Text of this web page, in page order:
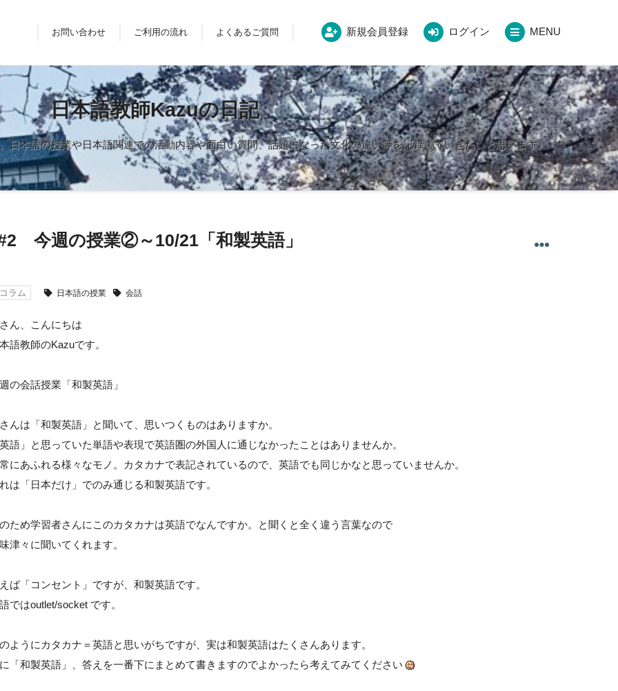
お問い合わせ ご利用の流れ よくあるご質問 新規会員登録 ログイン MENU
日本語教師Kazuの日記
日本語の授業や日本語関連での活動内容や面白い質問、話題になった文化の違い等を記録していきたいと思います。
今週の授業②～10/21「和製英語」
コラム 日本語の授業 会話
ん、こんにちは
語教師のKazuです。
の会話授業「和製英語」
んは「和製英語」と聞いて、思いつくものはありますか。
英語」と思っていた単語や表現で英語圏の外国人に通じなかったことはありませんか。
にあふれる様々なモノ。カタカナで表記されているので、英語でも同じかなと思っていませんか。
は「日本だけ」でのみ通じる和製英語です。
ため学習者さんにこのカタカナは英語でなんですか。と聞くと全く違う言葉なので
津々に聞いてくれます。
ば「コンセント」ですが、和製英語です。
ではoutlet/socket です。
ようにカタカナ＝英語と思いがちですが、実は和製英語はたくさんあります。
「和製英語」、答えを一番下にまとめて書きますのでよかったら考えてみてください